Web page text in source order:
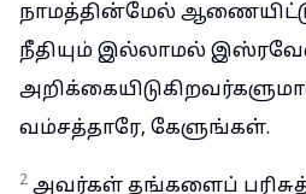
நாமத்தின்மேல்
நீதியும் இல்லாமல்
வம்சத்தாரே, கேளுங்கள்.
2 அவர்கள் தங்களைப்